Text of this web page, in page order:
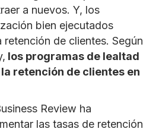
a nuevos. Y, los
bien ejecutados
retención de clientes. Según
los programas de lealtad
retención de clientes en
Review ha
las tasas de retención